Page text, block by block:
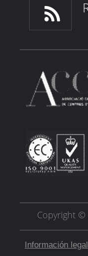
Copyright ©
Información legal